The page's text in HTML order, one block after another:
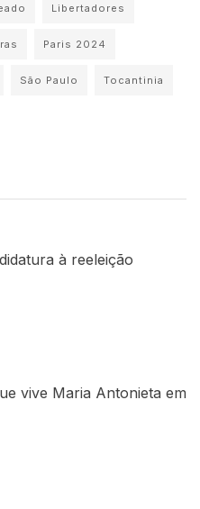
Libertadores
Paris 2024
São Paulo Tocantinia
à reeleição
vive Maria Antonieta em